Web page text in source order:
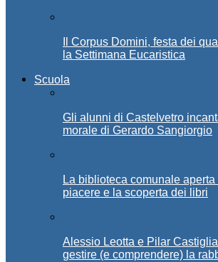
Il Corpus Domini, festa dei
la Settimana Eucaristica
Scuola
Gli alunni di Castelvetro
morale di Gerardo Sangiorgio
La biblioteca comunale aperta
piacere e la scoperta dei libri
Alessio Leotta e Pilar
gestire (e comprendere) la